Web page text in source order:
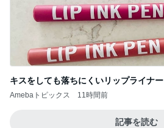
キスをしても落ちにくいリップライナー
Amebaトピックス 11時間前
記事を読む